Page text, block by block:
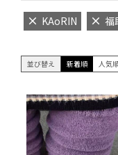
KAoRIN 福
並び替え 新着順 人気